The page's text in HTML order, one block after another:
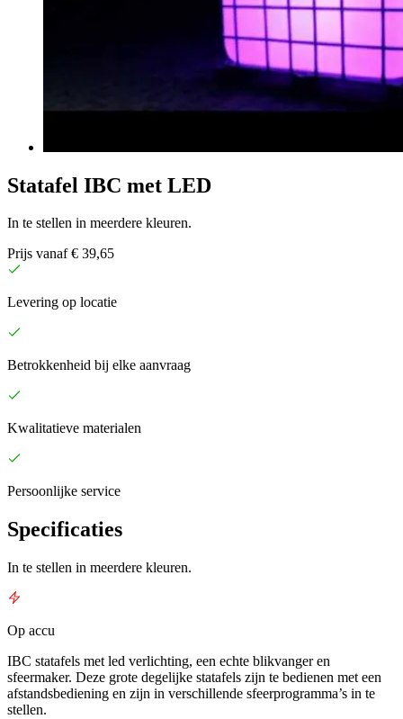
Statafel IBC met LED
In te stellen in meerdere kleuren.
Prijs vanaf € 39,65
Levering op locatie
Betrokkenheid bij elke aanvraag
Kwalitatieve materialen
Persoonlijke service
Specificaties
In te stellen in meerdere kleuren.
Op accu
IBC statafels met led verlichting, een echte blikvanger en
sfeermaker. Deze grote degelijke statafels zijn te bedienen met een
afstandsbediening en zijn in verschillende sfeerprogramma’s in te
stellen.